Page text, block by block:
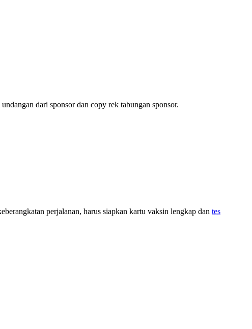
dari sponsor dan copy rek tabungan sponsor.
perjalanan, harus siapkan kartu vaksin lengkap dan tes